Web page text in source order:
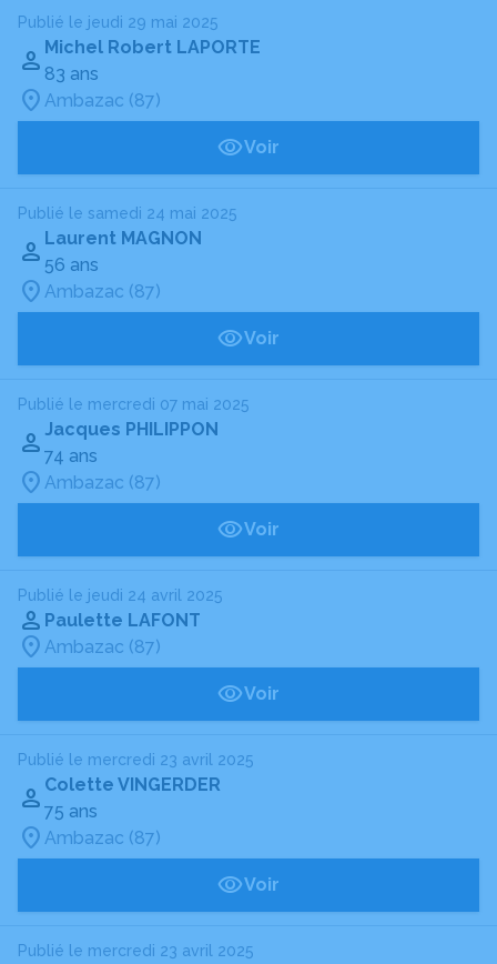
Publié le jeudi 29 mai 2025
Michel Robert LAPORTE
83 ans
Ambazac (87)
Voir
Publié le samedi 24 mai 2025
Laurent MAGNON
56 ans
Ambazac (87)
Voir
Publié le mercredi 07 mai 2025
Jacques PHILIPPON
74 ans
Ambazac (87)
Voir
Publié le jeudi 24 avril 2025
Paulette LAFONT
Ambazac (87)
Voir
Publié le mercredi 23 avril 2025
Colette VINGERDER
75 ans
Ambazac (87)
Voir
Publié le mercredi 23 avril 2025